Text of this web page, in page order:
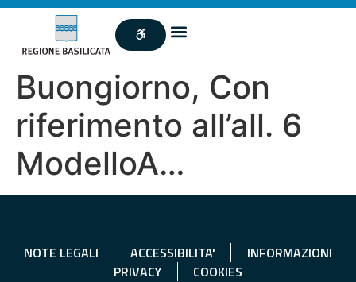
Buongiorno, Con
riferimento all’all. 6
ModelloA…
NOTE LEGALI ACCESSIBILITA'
INFORMAZIONI
PRIVACY
COOKIES